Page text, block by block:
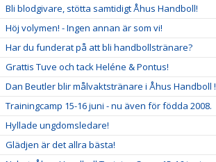
Bli blodgivare, stötta samtidigt Åhus Handboll!
Höj volymen! - Ingen annan är som vi!
Har du funderat på att bli handbollstränare?
Grattis Tuve och tack Heléne & Pontus!
Dan Beutler blir målvaktstränare i Åhus Handboll !
Trainingcamp 15-16 juni - nu även för födda 2008.
Hyllade ungdomsledare!
Glädjen är det allra bästa!